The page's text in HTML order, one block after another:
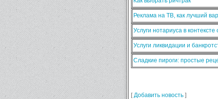
Реклама на ТВ, как лучший
Услуги нотариуса в
Услуги ликвидации и
Сладкие пироги: простые
[ Добавить новость ]